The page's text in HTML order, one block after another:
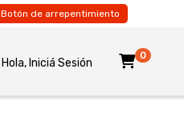
Botón de arrepentimiento
Hola, Iniciá Sesión
0